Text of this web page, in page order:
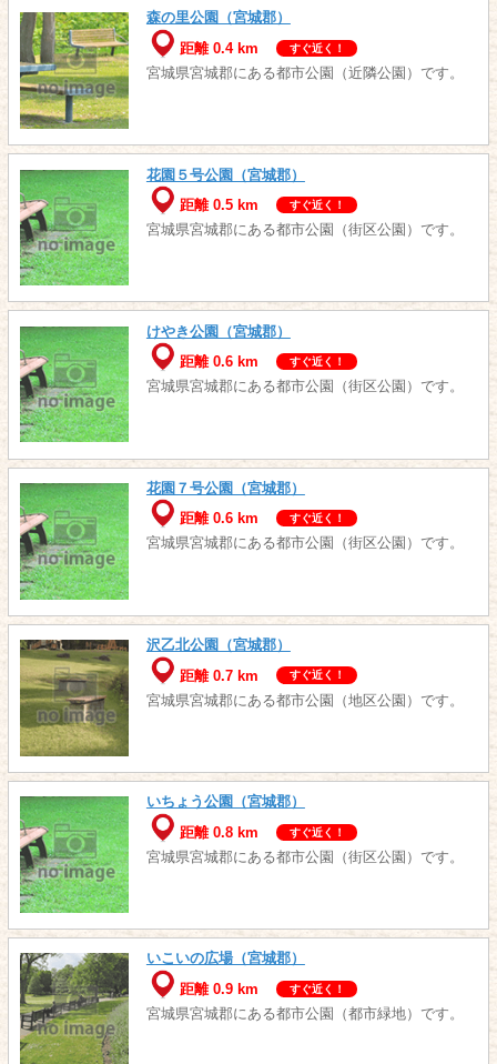
森の里公園（宮城郡）
距離 0.4 km
すぐ近く！
宮城県宮城郡にある都市公園（近隣公園）です。
花園５号公園（宮城郡）
距離 0.5 km
すぐ近く！
宮城県宮城郡にある都市公園（街区公園）です。
けやき公園（宮城郡）
距離 0.6 km
すぐ近く！
宮城県宮城郡にある都市公園（街区公園）です。
花園７号公園（宮城郡）
距離 0.6 km
すぐ近く！
宮城県宮城郡にある都市公園（街区公園）です。
沢乙北公園（宮城郡）
距離 0.7 km
すぐ近く！
宮城県宮城郡にある都市公園（地区公園）です。
いちょう公園（宮城郡）
距離 0.8 km
すぐ近く！
宮城県宮城郡にある都市公園（街区公園）です。
いこいの広場（宮城郡）
距離 0.9 km
すぐ近く！
宮城県宮城郡にある都市公園（都市緑地）です。